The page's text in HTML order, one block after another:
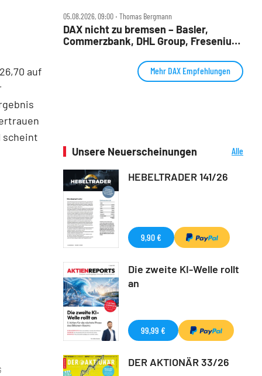
auf
scheint
05.08.2026, 09:00 ‧ Thomas Bergmann
DAX nicht zu bremsen – Basler,
Commerzbank, DHL Group, Fresenius,
Mehr DAX Empfehlungen
Unsere Neuerscheinungen
Alle
HEBELTRADER 141/26
9,90 €
Die zweite KI-Welle rollt
an
99,99 €
DER AKTIONÄR 33/26